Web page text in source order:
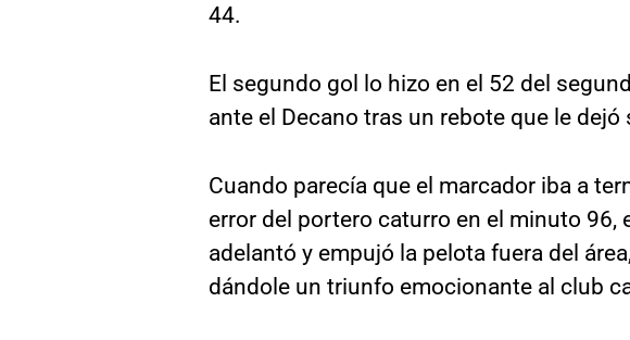
44.
El segundo gol lo hizo en el 52 del
ante el Decano tras un rebote que le dejó
Cuando parecía que el marcador iba a
error del portero caturro en el minuto 96,
adelantó y empujó la pelota fuera del
dándole un triunfo emocionante al club